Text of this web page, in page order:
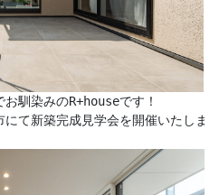
馴染みのR+houseです！
て新築完成見学会を開催いたしま